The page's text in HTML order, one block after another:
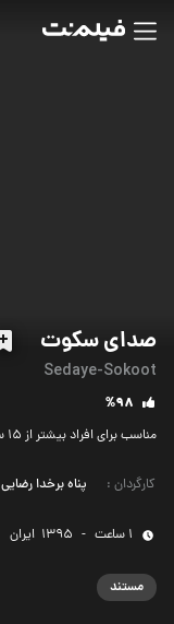
صدای سکوت
Sedaye-Sokoot
%98
مناسب برای افراد بیشتر از 15 سال
کارگردان : پناه برخدا رضایی
1 ساعت -
1395 ‌ ایران
مستند